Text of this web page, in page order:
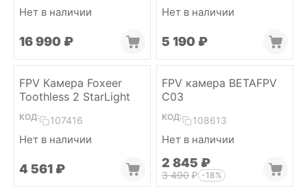
Нет в наличии
16 990 ₽
Нет в наличии
5 190 ₽
FPV Камера Foxeer
Toothless 2 StarLight
КОД: 107416
Нет в наличии
4 561 ₽
FPV камера BETAFPV
C03
КОД: 108613
Нет в наличии
2 845 ₽
3 490₽ -18%